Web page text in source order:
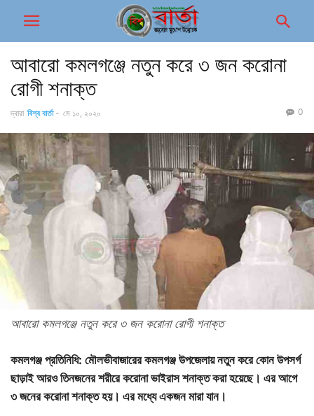
আবারো কমলগঞ্জে নতুন করে ৩ জন করোনা
রোগী শনাক্ত
দ্বারা বিশ্ব বার্তা - মে ১০, ২০২০ 0
আবারো কমলগঞ্জে নতুন করে ৩ জন করোনা রোগী শনাক্ত
কমলগঞ্জ প্রতিনিধি: মৌলভীবাজারের কমলগঞ্জ উপজেলায় নতুন করে কোন উপসর্গ
ছাড়াই আরও তিনজনের শরীরে করোনা ভাইরাস শনাক্ত করা হয়েছে। এর আগে
৩ জনের করোনা শনাক্ত হয়। এর মধ্যে একজন মারা যান।